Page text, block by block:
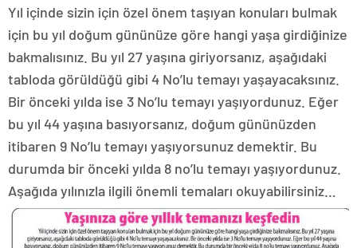
Yıl içinde sizin için özel önem taşıyan konuları bulmak
için bu yıl doğum gününüze göre hangi yaşa girdiğinize
bakmalısınız. Bu yıl 27 yaşına giriyorsanız, aşağıdaki
tabloda görüldüğü gibi 4 No’lu temayı yaşayacaksınız.
Bir önceki yılda ise 3 No’lu temayı yaşıyordunuz. Eğer
bu yıl 44 yaşına basıyorsanız, doğum gününüzden
itibaren 9 No’lu temayı yaşıyorsunuz demektir. Bu
durumda bir önceki yılda 8 no’lu temayı yaşıyordunuz.
Aşağıda yılınızla ilgili önemli temaları okuyabilirsiniz…